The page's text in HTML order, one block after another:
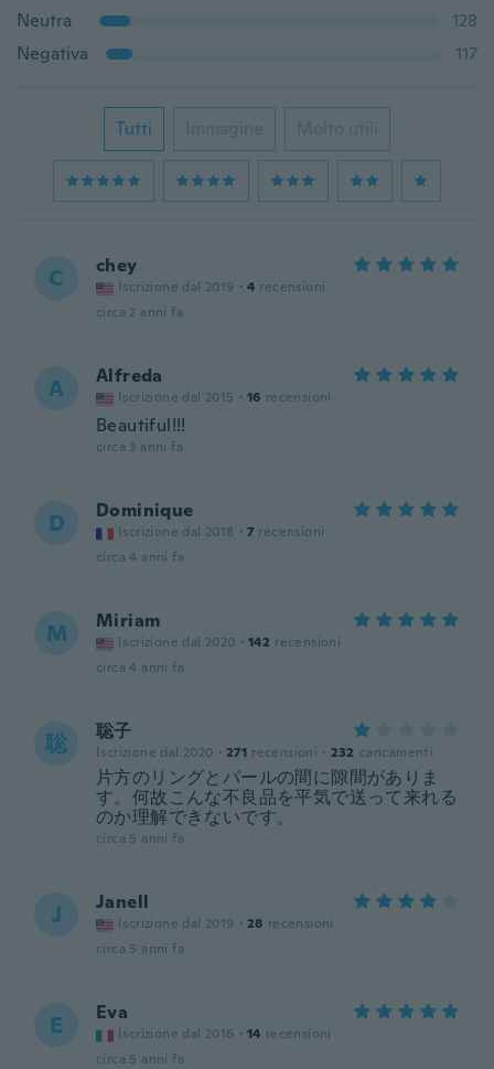
Neutra
128
Negativa
117
Tutti Immagine Molto utili
C chey
Iscrizione dal 2019 · 4 recensioni
circa 2 anni fa
A Alfreda
Iscrizione dal 2015 · 16 recensioni
Beautiful!!!
circa 3 anni fa
D Dominique
Iscrizione dal 2018 · 7 recensioni
circa 4 anni fa
M Miriam
Iscrizione dal 2020 · 142 recensioni
circa 4 anni fa
聡 聡子
Iscrizione dal 2020 · 271 recensioni · 232 caricamenti
片方のリングとパールの間に隙間がありま
す。何故こんな不良品を平気で送って来れる
のか理解できないです。
circa 5 anni fa
J Janell
Iscrizione dal 2019 · 28 recensioni
circa 5 anni fa
E Eva
Iscrizione dal 2016 · 14 recensioni
circa 5 anni fa